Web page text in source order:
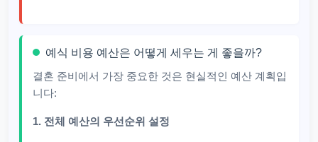
예식 비용 예산은 어떻게 세우는 게 좋을까?
결혼 준비에서 가장 중요한 것은 현실적인 예산 계획입
니다:
1. 전체 예산의 우선순위 설정